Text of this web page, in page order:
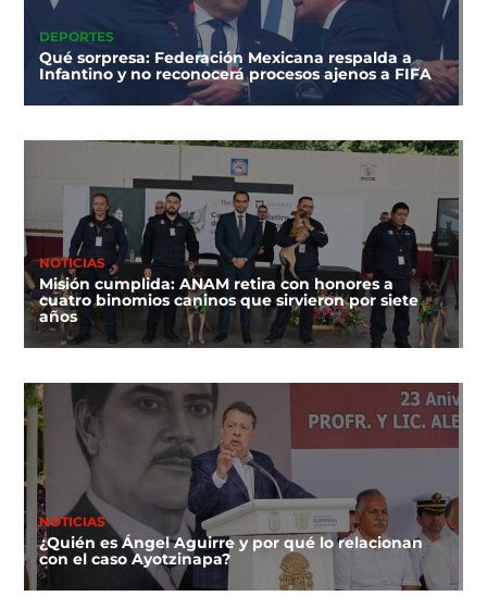
DEPORTES
Qué sorpresa: Federación Mexicana respalda a
Infantino y no reconocerá procesos ajenos a FIFA
NOTICIAS
Misión cumplida: ANAM retira con honores a
cuatro binomios caninos que sirvieron por siete
años
NOTICIAS
¿Quién es Ángel Aguirre y por qué lo relacionan
con el caso Ayotzinapa?